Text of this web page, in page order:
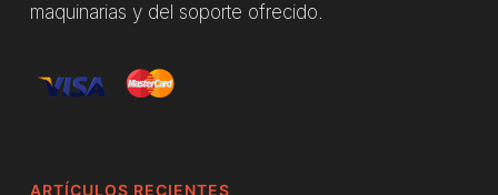
maquinarias y del soporte ofrecido.
ARTÍCULOS RECIENTES